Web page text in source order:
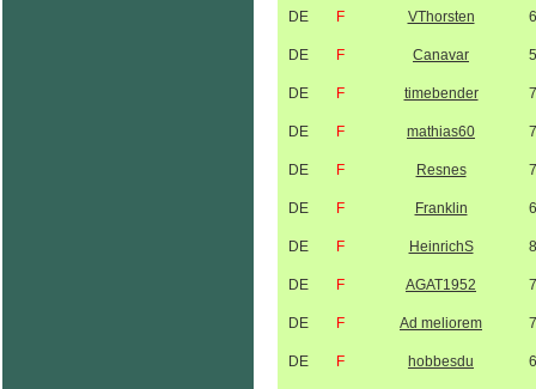
DE F VThorsten
DE F Canavar
DE F timebender
DE F mathias60
DE F Resnes
DE F Franklin
DE F HeinrichS
DE F AGAT1952
DE F Ad meliorem
DE F hobbesdu